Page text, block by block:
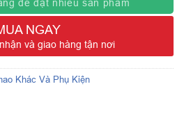
để đặt nhiều sản phẩm
NGAY
và giao hàng tận nơi
Khác Và Phụ Kiện